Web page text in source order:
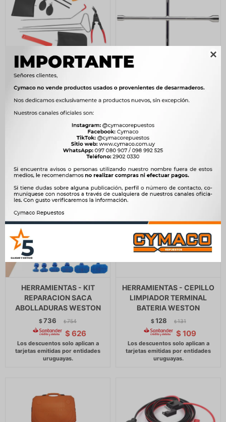

DESTRABA PUERTA / ABRIR
SIN LLAVE WESTON
$ 1.547 $ 1.585
1.315
RUEDA CRUZ
17X19X21X23MM WESTON
HERRAMIENTAS - KIT
REPARACION SACA
ABOLLADURAS WESTON
$736 $ 754
$ 626
HERRAMIENTAS - CEPILLO
LIMPIADOR TERMINAL
BATERIA WESTON
$128 $ 131
$ 109